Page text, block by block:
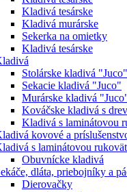
Kladivá tesárske
Kladivá murárske
Sekerka na omietky
Kladivá tesárske
Stolárske kladivá "Juco"
Sekacie kladivá "Juco"
Murárske kladivá
Kováčske kladivá s
Kladivá s laminátovou
kovové a
s laminátovou
Obuvnícke kladivá
dláta, priebojníky a
Dierovačky